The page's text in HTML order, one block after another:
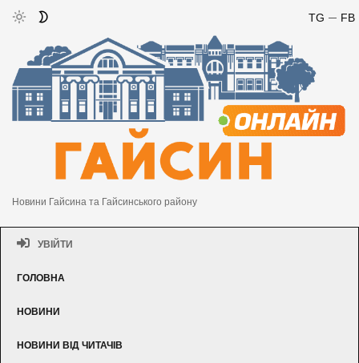
FB
TG
Новини Гайсина та Гайсинського району
УВІЙТИ
ГОЛОВНА
НОВИНИ
НОВИНИ ВІД ЧИТАЧІВ